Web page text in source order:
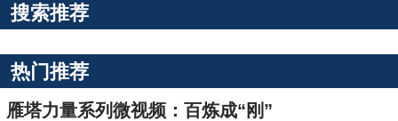
搜索推荐
热门推荐
雁塔力量系列微视频：百炼成“刚”